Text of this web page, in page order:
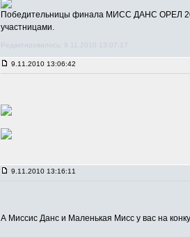
Победительницы финала МИСС ДАНС ОРЕЛ
участницами.
Редактировалось: 9.11.2010 13:07:17
9.11.2010 13:06:42
9.11.2010 13:16:11
А Миссис Данс и Маленькая Мисс у вас на